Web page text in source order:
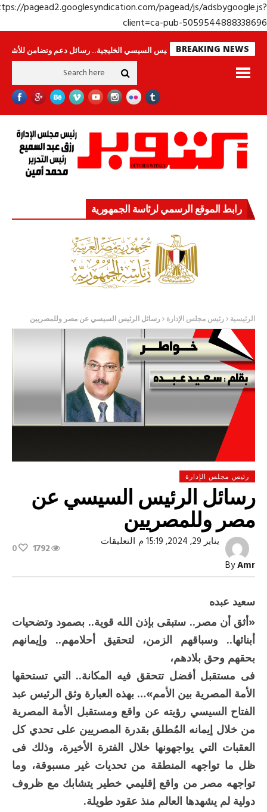
https://pagead2.googlesyndication.com/pagead/js/
client=ca-pub-
BREAKING NEWS
جولة الرئيس السيسي الخليجية.. رسائل دعم وتضامن للأشقاء جهاز
رابط الموقع الرسمي لرئاسة الجمهورية
الرئيسية رئيس مجلس الإدارة رسائل الرئيس السيسي عن مصر وللمصريين
رئيس مجلس الإدارة
رسائل الرئيس السيسي عن
مصر وللمصريين
ByAmr
يناير 29, 2024, 15:19 م التعليقاتعلى
عن
1792
0
سعيد عبده
«أثق أن مصر.. ستبقى بإذن الله قوية.. بصمود وتضحيات
أبنائها.. وسباقهم الزمن، لتحقيق أحلامهم.. وإيمانهم
بحقهم وحق بلادهم،
فى مستقبل أفضل تتحقق فيه المكانة.. التي تستحقها
الأمة المصرية بين الأمم»… بهذه العبارة وثق الرئيس عبد
الفتاح السيسي رؤيته عن واقع ومستقبل الأمة المصرية
من خلال إيمانه المُطلق بقدرة المصريين على تحدي كل
العقبات التي يواجهونها خلال الفترة الأخيرة، وذلك فى
ظل ما تواجهه المنطقة من تحديات غير مسبوقة، وما
تواجهه مصر من واقع إقليمي خطير يتشابك مع ظروف
دولية لم يشهدها العالم منذ عقود طويلة.